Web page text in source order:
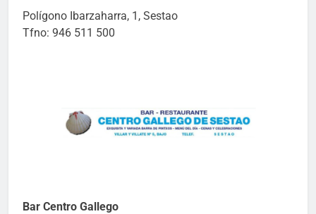
Polígono Ibarzaharra, 1, Sestao
Tfno: 946 511 500
Bar Centro Gallego